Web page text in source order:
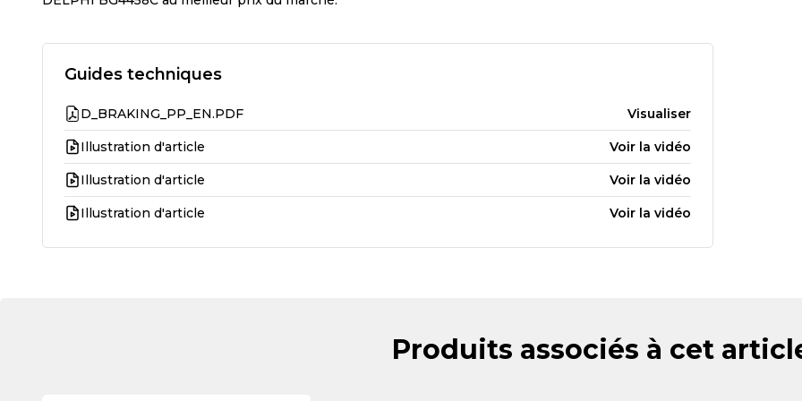
Guides techniques
D_BRAKING_PP_EN.PDF Visualiser
Illustration d'article Voir la vidéo
Illustration d'article Voir la vidéo
Illustration d'article Voir la vidéo
Produits associés à cet